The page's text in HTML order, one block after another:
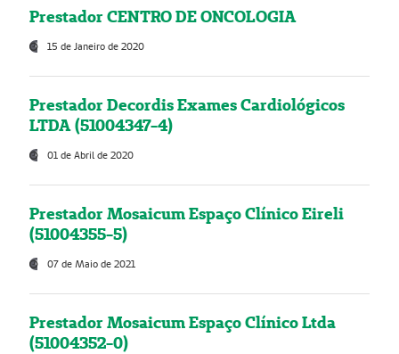
Prestador CENTRO DE ONCOLOGIA
15 de Janeiro de 2020
Prestador Decordis Exames Cardiológicos
LTDA (51004347-4)
01 de Abril de 2020
Prestador Mosaicum Espaço Clínico Eireli
(51004355-5)
07 de Maio de 2021
Prestador Mosaicum Espaço Clínico Ltda
(51004352-0)